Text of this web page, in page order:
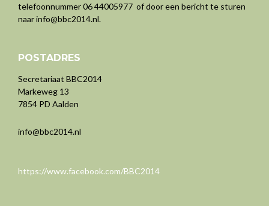
telefoonnummer 06 44005977 of door een bericht te sturen
naarinfo@bbc2014.nl.
POSTADRES
Secretariaat BBC2014
Markeweg 13
7854 PD Aalden
info@bbc2014.nl
https://www.facebook.com/BBC2014